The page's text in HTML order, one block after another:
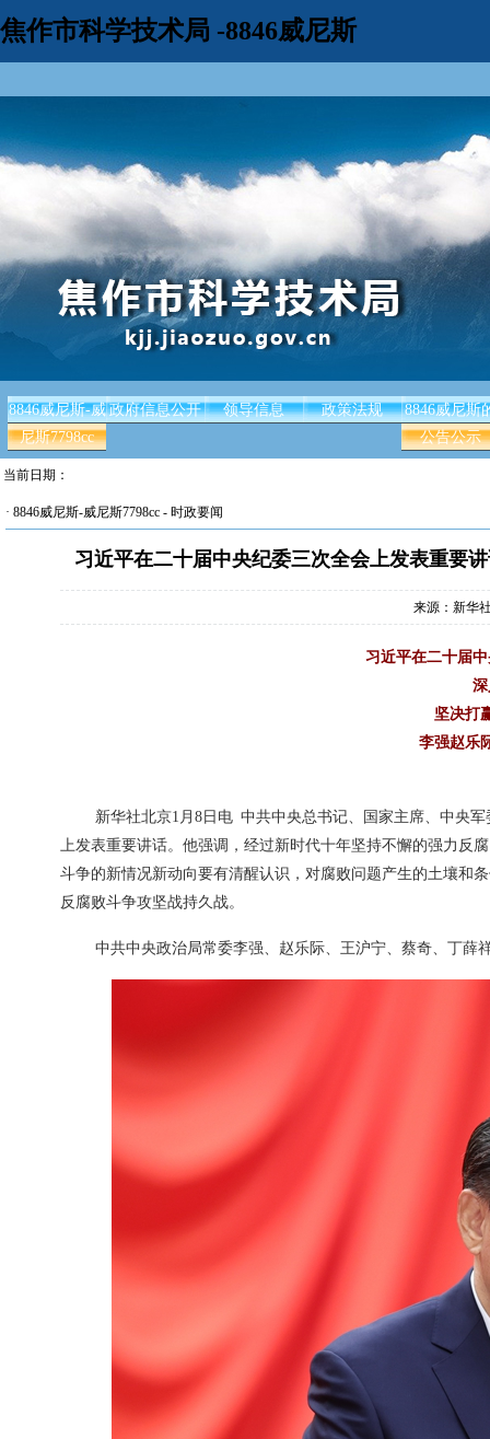
焦作市科学技术局 -8846威尼斯
8846威尼斯-威
尼斯7798cc
政府信息公开 领导信息 政策法规
8846威尼斯
公告公示
当前日期：
· 8846威尼斯-威尼斯7798cc - 时政要闻
习近平在二十届中央纪委三次全会上发表重要
来源：新华
习近平在二十届
坚决打
李强赵乐
新华社北京1月8日电 中共中央总书记、国家主席、中央
上发表重要讲话。他强调，经过新时代十年坚持不懈的强力反
斗争的新情况新动向要有清醒认识，对腐败问题产生的土壤和
反腐败斗争攻坚战持久战。
中共中央政治局常委李强、赵乐际、王沪宁、蔡奇、丁薛